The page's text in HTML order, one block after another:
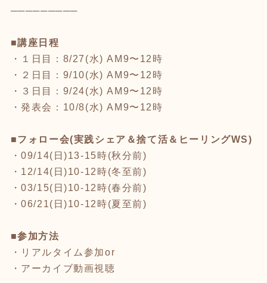
─────────
■講座日程
・１日目：8/27(水) AM9〜12時
・２日目：9/10(水) AM9〜12時
・３日目：9/24(水) AM9〜12時
・発表会：10/8(水) AM9〜12時
■フォロー会(実践シェア＆捨て活＆ヒーリングWS)
・09/14(日)13-15時(秋分前)
・12/14(日)10-12時(冬至前)
・03/15(日)10-12時(春分前)
・06/21(日)10-12時(夏至前)
■参加方法
・リアルタイム参加or
・アーカイブ動画視聴